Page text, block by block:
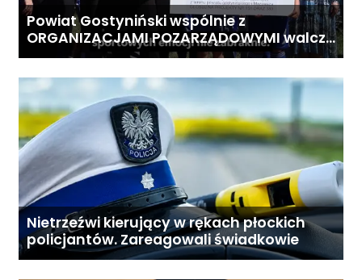
Powiat Gostyniński wspólnie z
ORGANIZACJAMI POZARZĄDOWYMI walczą
o środki z Budżetu Obywatelskiego
terenu!
Nietrzeźwi kierujący w rękach płockich
policjantów. Zareagowali świadkowie